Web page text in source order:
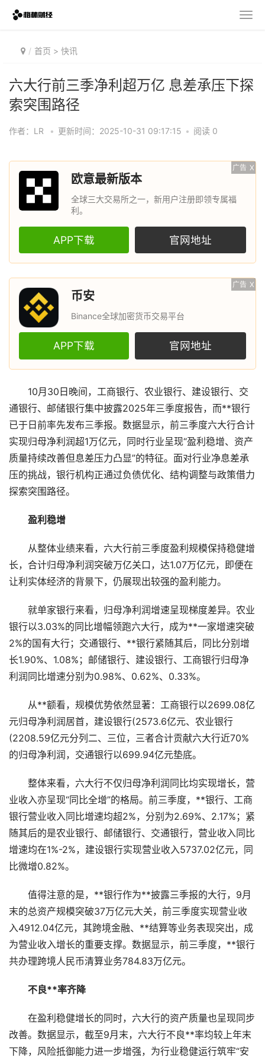
首页 > 快讯
六大行前三季净利超万亿 息差承压下探
索突围路径
作者：LR • 更新时间：2025-10-31 09:17:15 • 阅读 0
广告 X
欧意最新版本
全球三大交易所之一，新用户注册即领专属福
利。
APP下载 官网地址
广告 X
币安
Binance全球加密货币交易平台
APP下载 官网地址
10月30日晚间，工商银行、农业银行、建设银行、交
通银行、邮储银行集中披露2025年三季度报告，而**银行
已于日前率先发布三季报。数据显示，前三季度六大行合计
实现归母净利润超1万亿元，同时行业呈现“盈利稳增、资产
质量持续改善但息差压力凸显”的特征。面对行业净息差承
压的挑战，银行机构正通过负债优化、结构调整与政策借力
探索突围路径。
盈利稳增
从整体业绩来看，六大行前三季度盈利规模保持稳健增
长，合计归母净利润突破万亿关口，达1.07万亿元，即便在
让利实体经济的背景下，仍展现出较强的盈利能力。
就单家银行来看，归母净利润增速呈现梯度差异。农业
银行以3.03%的同比增幅领跑六大行，成为**一家增速突破
2%的国有大行；交通银行、**银行紧随其后，同比分别增
长1.90%、1.08%；邮储银行、建设银行、工商银行归母净
利润同比增速分别为0.98%、0.62%、0.33%。
从**额看，规模优势依然显著：工商银行以2699.08亿
元归母净利润居首，建设银行(2573.6亿元、农业银行
(2208.59亿元分列二、三位，三者合计贡献六大行近70%
的归母净利润，交通银行以699.94亿元垫底。
整体来看，六大行不仅归母净利润同比均实现增长，营
业收入亦呈现“同比全增”的格局。前三季度，**银行、工商
银行营业收入同比增速均超2%，分别为2.69%、2.17%；紧
随其后的是农业银行、邮储银行、交通银行，营业收入同比
增速均在1%-2%，建设银行实现营业收入5737.02亿元，同
比微增0.82%。
值得注意的是，**银行作为**披露三季报的大行，9月
末的总资产规模突破37万亿元大关，前三季度实现营业收
入4912.04亿元，其跨境金融、**结算等业务表现突出，成
为营业收入增长的重要支撑。数据显示，前三季度，**银行
共办理跨境人民币清算业务784.83万亿元。
不良**率齐降
在盈利稳健增长的同时，六大行的资产质量也呈现同步
改善。数据显示，截至9月末，六大行不良**率均较上年末
下降，风险抵御能力进一步增强，为行业稳健运行筑牢“安